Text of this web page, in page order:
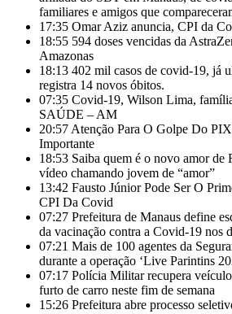
familiares e amigos que
17:35 Omar Aziz anuncia, CPI da
18:55 594 doses vencidas da
Amazonas
18:13 402 mil casos de covid-19, já
registra 14 novos óbitos.
07:35 Covid-19, Wilson Lima,
SAÚDE – AM
20:57 Atenção Para O Golpe Do
Importante
18:53 Saiba quem é o novo amor de
vídeo chamando jovem de “amor”
13:42 Fausto Júnior Pode Ser O
CPI Da Covid
07:27 Prefeitura de Manaus define
da vacinação contra a Covid-19 nos
07:21 Mais de 100 agentes da
durante a operação ‘Live Parintins
07:17 Polícia Militar recupera
furto de carro neste fim de semana
15:26 Prefeitura abre processo